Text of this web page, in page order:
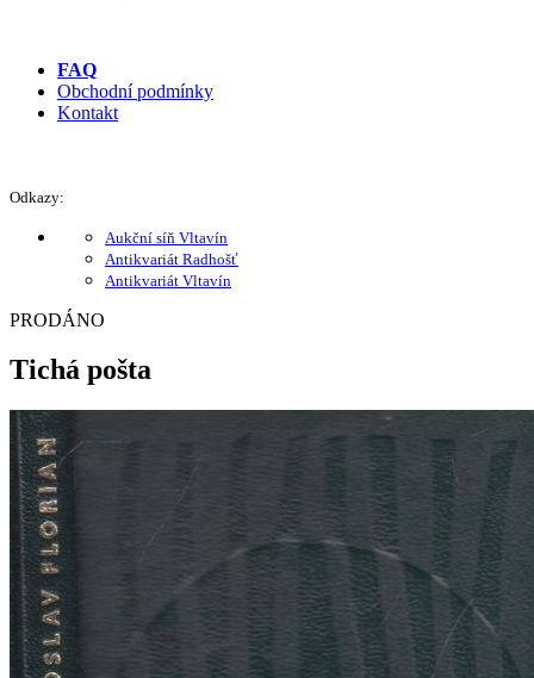
FAQ
Obchodní podmínky
Kontakt
Odkazy:
Aukční síň Vltavín
Antikvariát Radhošť
Antikvariát Vltavín
PRODÁNO
Tichá pošta